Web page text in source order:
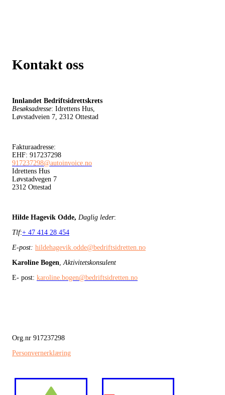
Kontakt oss
Innlandet Bedriftsidrettskrets
Besøksadresse: Idrettens Hus,
Løvstadveien 7, 2312 Ottestad
Fakturaadresse:
EHF: 917237298
917237298@autoinvoice.no
Idrettens Hus
Løvstadvegen 7
2312 Ottestad
Hilde Hagevik Odde, Daglig leder:
Tlf:+ 47 414 28 454
E-post: hildehagevik.odde@bedriftsidretten.no
Karoline Bogen,Aktivitetskonsulent
E- post: karoline.bogen@bedriftsidretten.no
Org.nr 917237298
Personvernerklæring